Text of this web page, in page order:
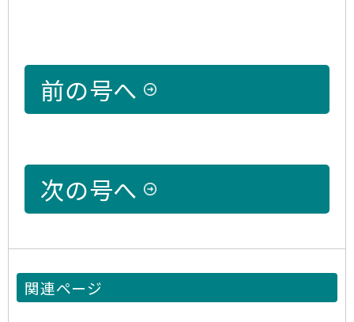
前の号へ
次の号へ
関連ページ